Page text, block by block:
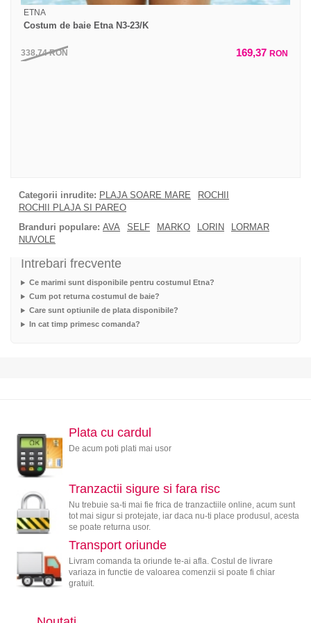
ETNA
Costum de baie Etna N3-23/K
338,74RON 169,37 RON
Categorii inrudite: PLAJA SOARE MARE
ROCHII
ROCHII PLAJA SI PAREO
Branduri populare: AVA SELF MARKO LORIN
LORMAR
NUVOLE
Intrebari frecvente
Ce marimi sunt disponibile pentru costumul Etna?
Cum pot returna costumul de baie?
Care sunt optiunile de plata disponibile?
In cat timp primesc comanda?
Plata cu cardul
De acum poti plati mai usor
Tranzactii sigure si fara risc
Nu trebuie sa-ti mai fie frica de tranzactiile online, acum sunt
tot mai sigur si protejate, iar daca nu-ti place produsul, acesta
se poate returna usor.
Transport oriunde
Livram comanda ta oriunde te-ai afla. Costul de livrare
variaza in functie de valoarea comenzii si poate fi chiar
gratuit.